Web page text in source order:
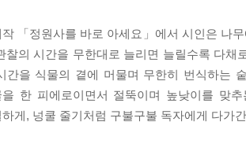
스러운 피오르드 116
운 비 118
의 기후 119
해설-강정
의 잔기침, 혹은 손금 흐르는 소리 121
겹 입술의 말에는 눈물이 있다
매운 건 좌석 배치도 때문일까 양파가 주재료
접시에 비친 요일엔 빨간 망에 든 양파가 배달
작 「정원사를 바로 아세요」에서 시인은 나
찰의 시간을 무한대로 늘리면 늘릴수록 다
간을 식물의 곁에 머물며 무한히 번식하는
을 한 피에로이면서 절뚝이며 높낮이를 맞
하게, 넝쿨 줄기처럼 구불구불 독자에게 다가